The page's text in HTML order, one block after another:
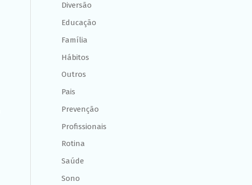
Diversão
Educação
Família
Hábitos
Outros
Pais
Prevenção
Profissionais
Rotina
Saúde
Sono